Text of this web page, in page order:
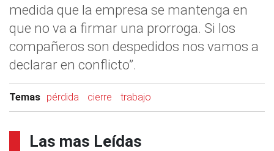
medida que la empresa se mantenga en
que no va a firmar una prorroga. Si los
compañeros son despedidos nos vamos a
declarar en conflicto”.
Temas pérdida cierre trabajo
Las mas Leídas